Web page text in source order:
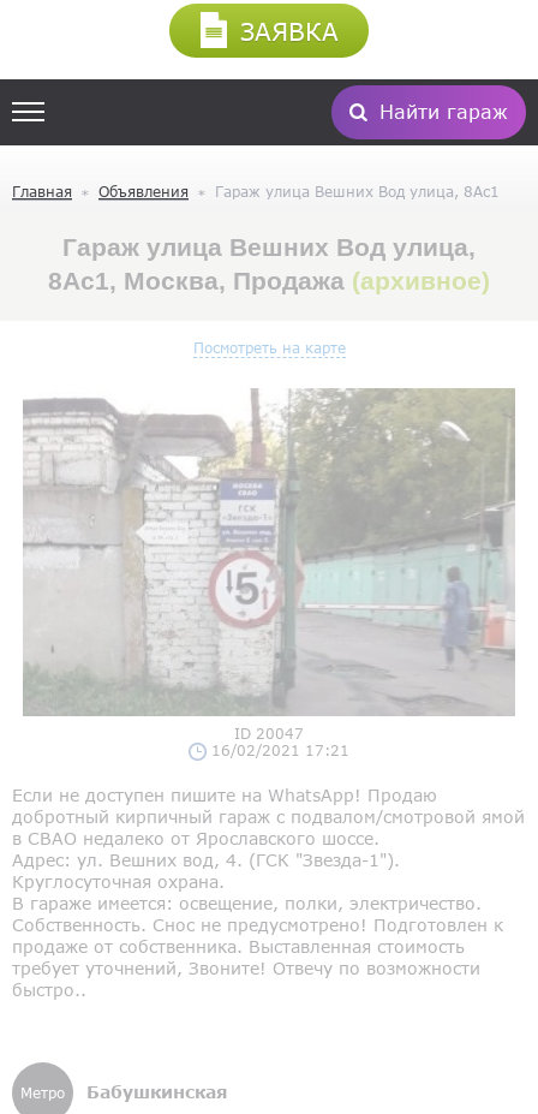
Найти гараж
ЗАЯВКА
Главная Объявления Гараж улица Вешних Вод улица, 8Ас1
Гараж улица Вешних Вод улица,
8Ас1, Москва, Продажа (архивное)
Посмотреть на карте
ID 20047
16/02/2021 17:21
Если не доступен пишите на WhatsApp! Продаю
добротный кирпичный гараж с подвалом/смотровой ямой
в СВАО недалеко от Ярославского шоссе.
Адрес: ул. Вешних вод, 4. (ГСК "Звезда-1").
Круглосуточная охрана.
В гараже имеется: освещение, полки, электричество.
Собственность. Снос не предусмотрено! Подготовлен к
продаже от собственника. Выставленная стоимость
требует уточнений, Звоните! Отвечу по возможности
быстро..
Метро Бабушкинская